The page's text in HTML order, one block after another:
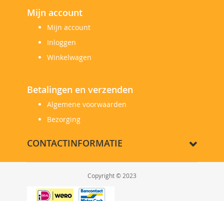
Mijn account
Mijn account
Inloggen
Winkelwagen
Betalingen en verzenden
Algemene voorwaarden
Bezorging
CONTACTINFORMATIE
Copyright © 2023